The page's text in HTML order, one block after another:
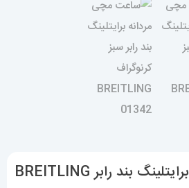
ساعت مچی مردانه برایتلینگ بند رابر BREITLING